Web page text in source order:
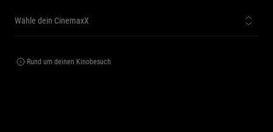
Wähle dein CinemaxX
Rund um deinen Kinobesuch